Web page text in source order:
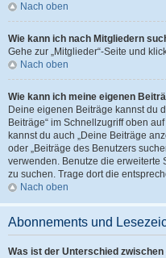
Nach oben
Wie kann ich nach Mitgliedern
Gehe zur „Mitglieder“-Seite und
Nach oben
Wie kann ich meine eigenen
Deine eigenen Beiträge kannst du
Beiträge“ im Schnellzugriff oben
kannst du auch „Deine Beiträge
oder „Beiträge des Benutzers
verwenden. Benutze die erweiterte
zu suchen. Trage dort die
Nach oben
Abonnements und
Was ist der Unterschied